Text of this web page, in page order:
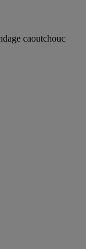
caoutchouc